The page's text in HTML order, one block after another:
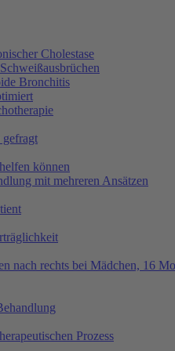
Cholestase
Bronchitis
können
mit mehreren Ansätzen
nach rechts bei Mädchen, 16
Prozess